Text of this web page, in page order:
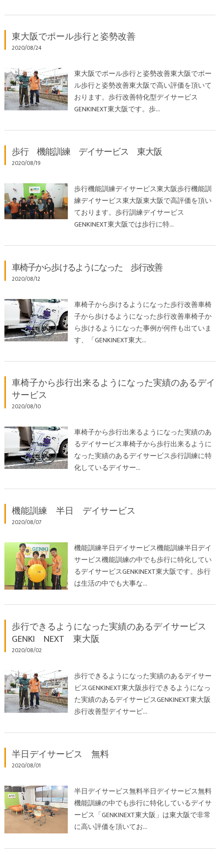
東大阪でポール歩行と姿勢改善
2020/08/24
東大阪でポール歩行と姿勢改善東大阪でポー
ル歩行と姿勢改善東大阪で高い評価を頂いて
おります。歩行改善特化型デイサービス
GENKINEXT東大阪です。歩…
歩行 機能訓練 デイサービス 東大阪
2020/08/19
歩行機能訓練デイサービス東大阪歩行機能訓
練デイサービス東大阪東大阪で高評価を頂い
ております。歩行訓練デイサービス
GENKINEXT東大阪では歩行に特…
車椅子から歩けるようになった 歩行改善
2020/08/12
車椅子から歩けるようになった歩行改善車椅
子から歩けるようになった歩行改善車椅子か
ら歩けるようになった事例が何件も出ていま
す、「GENKINEXT東大…
車椅子から歩行出来るようになった実績のあるデイ
サービス
2020/08/10
車椅子から歩行出来るようになった実績のあ
るデイサービス車椅子から歩行出来るように
なった実績のあるデイサービス歩行訓練に特
化しているデイサー…
機能訓練 半日 デイサービス
2020/08/07
機能訓練半日デイサービス機能訓練半日デイ
サービス機能訓練の中でも歩行に特化してい
るデイサービスGENKINEXT東大阪です。歩行
は生活の中でも大事な…
歩行できるようになった実績のあるデイサービス
GENKI NEXT 東大阪
2020/08/02
歩行できるようになった実績のあるデイサー
ビスGENKINEXT東大阪歩行できるようになっ
た実績のあるデイサービスGENKINEXT東大阪
歩行改善型デイサービ…
半日デイサービス 無料
2020/08/01
半日デイサービス無料半日デイサービス無料
機能訓練の中でも歩行に特化しているデイサ
ービス「GENKINEXT東大阪」は東大阪で非常
に高い評価を頂いてお…